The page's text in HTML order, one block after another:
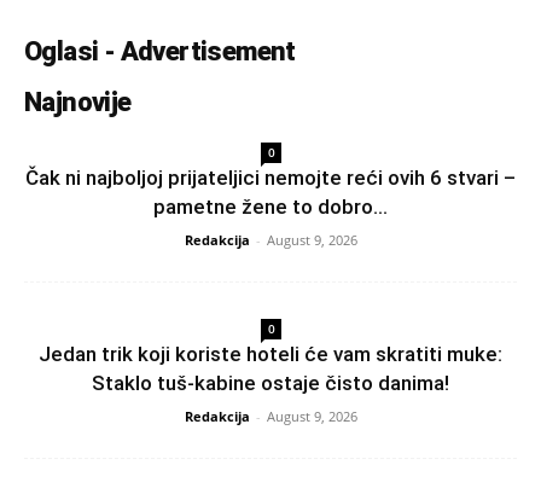
Oglasi - Advertisement
Najnovije
0
Čak ni najboljoj prijateljici nemojte reći ovih 6 stvari –
pametne žene to dobro...
Redakcija - August 9, 2026
0
Jedan trik koji koriste hoteli će vam skratiti muke:
Staklo tuš-kabine ostaje čisto danima!
Redakcija - August 9, 2026